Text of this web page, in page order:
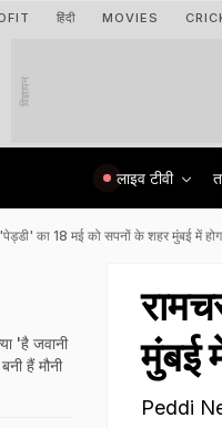
हिंदी MOVIES
विज्ञापन
लाइव टीवी
'पेड्डी' का 18 मई को सपनों के शहर मुंबई में
मुंबई
Peddi
'है जवानी
हैं मौनी